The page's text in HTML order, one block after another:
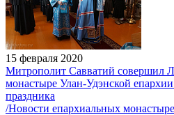
15 февраля 2020
Митрополит Савватий совершил
монастыре Улан-Удэнской
праздника
/Новости епархиальных